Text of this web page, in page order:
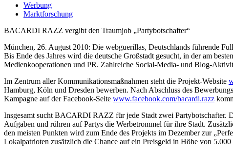
Werbung
Marktforschung
BACARDI RAZZ vergibt den Traumjob „Partybotschafter“
München, 26. August 2010: Die webguerillas, Deutschlands führende
Bis Ende des Jahres wird die deutsche Großstadt gesucht, in der am
Medienkooperationen und PR. Zahlreiche Social-Media- und Blog-
Im Zentrum aller Kommunikationsmaßnahmen steht die Projekt-Website
Hamburg, Köln und Dresden bewerben. Nach Abschluss des
Kampagne auf der Facebook-Seite www.facebook.com/bacardi.razz
Insgesamt sucht BACARDI RAZZ für jede Stadt zwei Partybotschafter.
Aufgaben und rühren auf Partys die Werbetrommel für ihre Stadt.
den meisten Punkten wird zum Ende des Projekts im Dezember zur
Lokalpatrioten zusätzlich die Chance auf ein Preisgeld in Höhe von